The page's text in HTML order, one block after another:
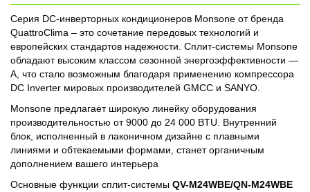
Серия DC-инверторных кондиционеров Monsone от бренда
QuattroClima – это сочетание передовых технологий и
европейских стандартов надежности. Сплит-системы Monsone
обладают высоким классом сезонной энергоэффективности —
A, что стало возможным благодаря применению компрессора
DC Inverter мировых производителей GMCC и SANYO.
Monsone предлагает широкую линейку оборудования
производительностью от 9000 до 24 000 BTU. Внутренний
блок, исполненный в лаконичном дизайне с плавными
линиями и обтекаемыми формами, станет органичным
дополнением вашего интерьера
Основные функции сплит-системы QV-M24WBE/QN-M24WBE